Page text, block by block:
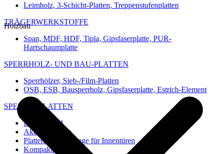
Leimholz, 3-Schicht-Platten, Treppenstufenplatten
TRÄGERWERKSTOFFE
Span, MDF, HDF, Tipla, Gipsfaserplatte, PUR-
Hartschaumplatte
SPERRHOLZ- UND BAU-PLATTEN
Sperrhölzer, Sieb-/Film-Platten
OSB, ESB, Bausperrholz, Gipsfaserplatte, Estrich-Element
SPEZIAL-PLATTEN
Imi-Verbund
Akustik-Platten
Platten und Rohlinge für Innentüren
Kompaktplatten
Holzbau